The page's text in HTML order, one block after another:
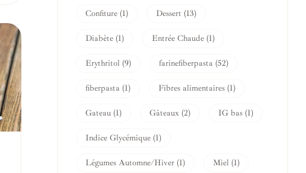
Confiture (1) Dessert (13)
Diabète (1) Entrée Chaude (1)
Erythritol (9) farinefiberpasta (52)
fiberpasta (1) Fibres alimentaires (1)
Gateau (1) Gâteaux (2) IG bas (1)
Indice Glycémique (1)
Légumes Automne/Hiver (1) Miel (1)